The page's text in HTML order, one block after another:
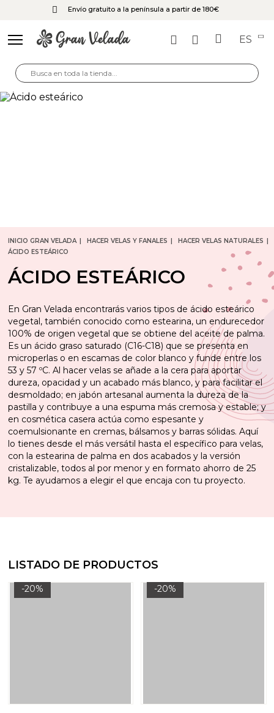
Envío gratuito a la península a partir de 180€
ES
INICIO GRAN VELADA HACER VELAS Y FANALES
HACER VELAS NATURALES
ÁCIDO ESTEÁRICO
ÁCIDO ESTEÁRICO
En Gran Velada encontrarás varios tipos de ácido esteárico
vegetal, también conocido como estearina, un endurecedor
100% de origen vegetal que se obtiene del aceite de palma.
Es un ácido graso saturado (C16-C18) que se presenta en
microperlas o en escamas de color blanco y funde entre los
53 y 57 ºC. Al hacer velas se añade a la cera para aportar
dureza, opacidad y un acabado más blanco, y para facilitar el
desmoldado; en jabón artesanal aumenta la dureza de la
pastilla y contribuye a una espuma más cremosa y estable; y
en cosmética casera actúa como espesante y
coemulsionante en cremas, bálsamos y barras sólidas. Aquí
lo tienes desde el más versátil hasta el específico para velas,
con la estearina de palma en dos acabados y la versión
cristalizable, todos al por menor y en formato ahorro de 25
kg. Te ayudamos a elegir el que encaja con tu proyecto.
LISTADO DE PRODUCTOS
-20% -20%